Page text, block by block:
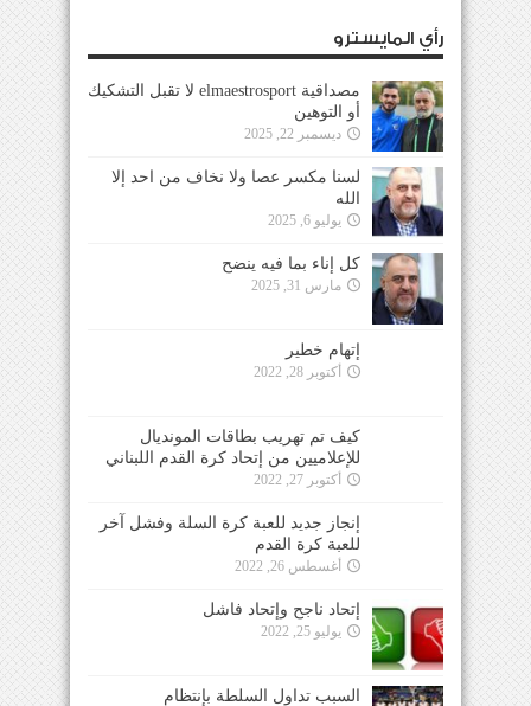
رأي المايسترو
مصداقية elmaestrosport لا تقبل التشكيك
أو التوهين
ديسمبر 22, 2025
لسنا مكسر عصا ولا نخاف من احد إلا
الله
يوليو 6, 2025
كل إناء بما فيه ينضح
مارس 31, 2025
إتهام خطير
أكتوبر 28, 2022
كيف تم تهريب بطاقات المونديال
للإعلاميين من إتحاد كرة القدم اللبناني
أكتوبر 27, 2022
إنجاز جديد للعبة كرة السلة وفشل آخر
للعبة كرة القدم
أغسطس 26, 2022
إتحاد ناجح وإتحاد فاشل
يوليو 25, 2022
السبب تداول السلطة بإنتظام